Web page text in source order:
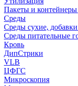
Пакеты и контейнеры
Среды
Среды сухие,
Среды питательные
Кровь
ДипСтрики
VLB
ЦФГС
Микроскопия